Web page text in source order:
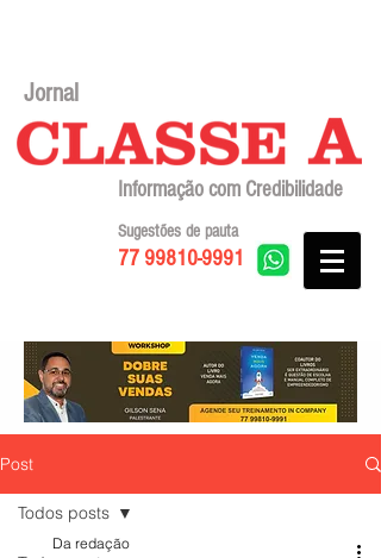
Jornal
Informação com Credibilidade
77 99810-9991
Sugestões de pauta
Post
Todos posts
Da redação